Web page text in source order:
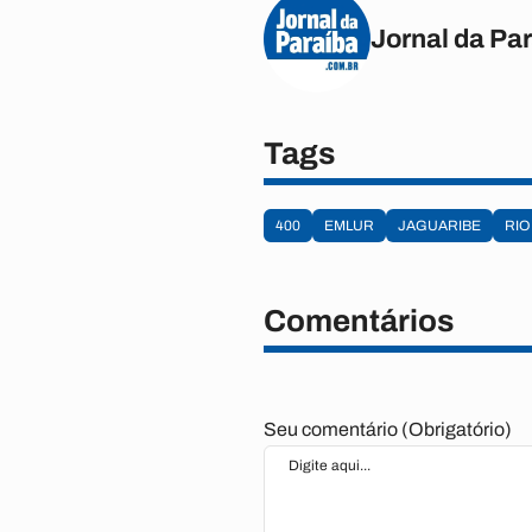
Jornal da
Tags
400 EMLUR JAGUARIBE RIO
Comentários
Seu comentário (Obrigatório)